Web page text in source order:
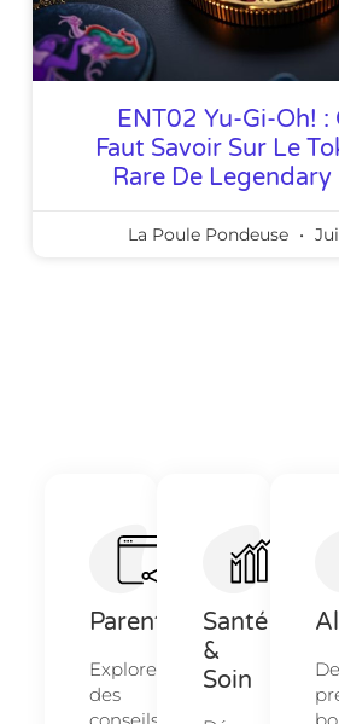
ENT02 Yu-Gi-Oh! :
Faut Savoir Sur Le
Rare De Legendary
La Poule Pondeuse
Parentalité
Explorez
des
conseils,
Santé
&
Soin